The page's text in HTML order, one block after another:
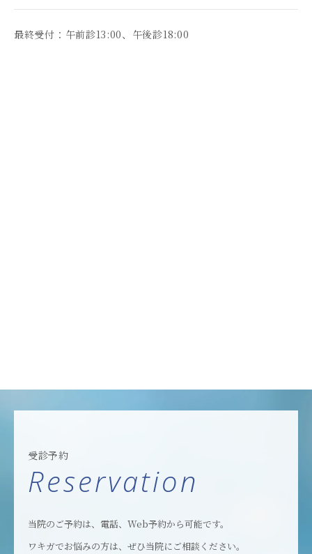
最終受付：午前診13:00、午後診18:00
受診予約
Reservation
当院のご予約は、電話、Web予約から可能です。
ワキガでお悩みの方は、ぜひ当院にご相談ください。